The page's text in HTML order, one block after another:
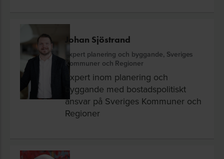
Johan Sjöstrand
Expert planering och byggande, Sveriges
Kommuner och Regioner
Expert inom planering och
byggande med bostadspolitiskt
ansvar på Sveriges Kommuner och
Regioner